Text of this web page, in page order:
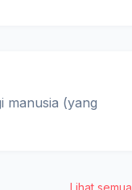
manusia (yang